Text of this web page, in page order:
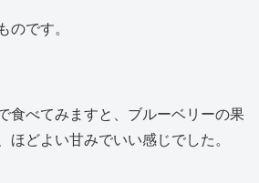
のです。
食べてみますと、ブルーベリーの果
ほどよい甘みでいい感じでした。